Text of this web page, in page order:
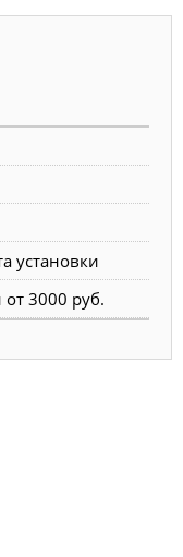
установки
3000 руб.